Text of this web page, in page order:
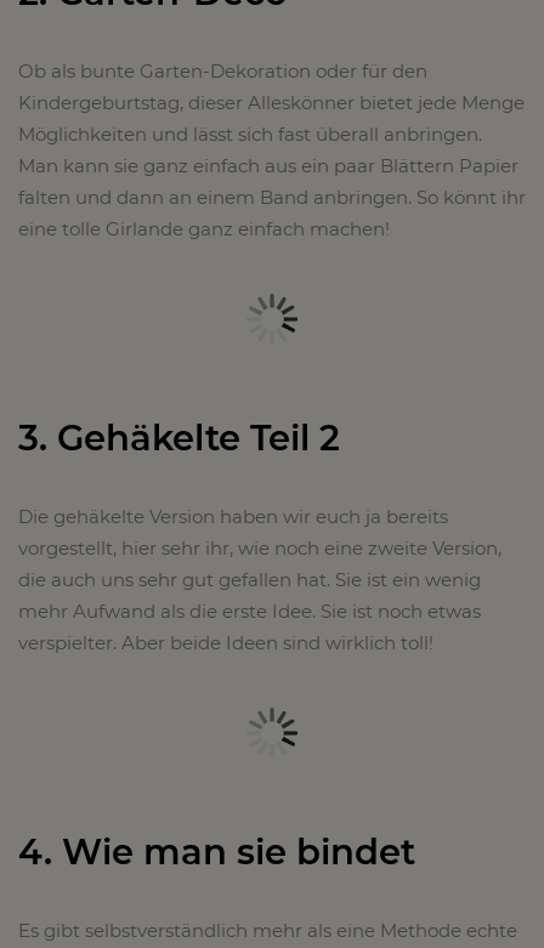
Ob als bunte Garten-Dekoration oder für den
Kindergeburtstag, dieser Alleskönner bietet jede Menge
Möglichkeiten und lässt sich fast überall anbringen.
Man kann sie ganz einfach aus ein paar Blättern Papier
falten und dann an einem Band anbringen. So könnt ihr
eine tolle Girlande ganz einfach machen!
3. Gehäkelte Teil 2
Die gehäkelte Version haben wir euch ja bereits
vorgestellt, hier sehr ihr, wie noch eine zweite Version,
die auch uns sehr gut gefallen hat. Sie ist ein wenig
mehr Aufwand als die erste Idee. Sie ist noch etwas
verspielter. Aber beide Ideen sind wirklich toll!
4. Wie man sie bindet
Es gibt selbstverständlich mehr als eine Methode echte